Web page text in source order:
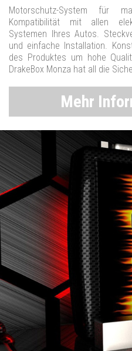
Motorschutz-System für
Kompatibilität mit allen
Systemen Ihres Autos.
und einfache Installation.
des Produktes um hohe
DrakeBox Monza hat all die
Mehr